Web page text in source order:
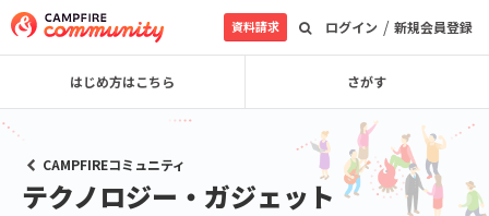
ログイン / 新規会員登録
資料請求
はじめ方はこちら さがす
CAMPFIREコミュニティ
テクノロジー・ガジェット